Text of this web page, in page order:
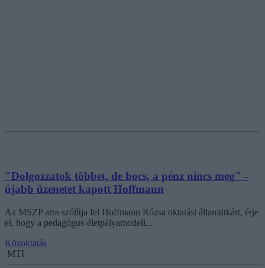
"Dolgozzatok többet, de bocs, a pénz nincs meg" -
újabb üzenetet kapott Hoffmann
Az MSZP arra szólítja fel Hoffmann Rózsa oktatási államtitkárt, érje
el, hogy a pedagógus-életpályamodell...
Közoktatás
MTI